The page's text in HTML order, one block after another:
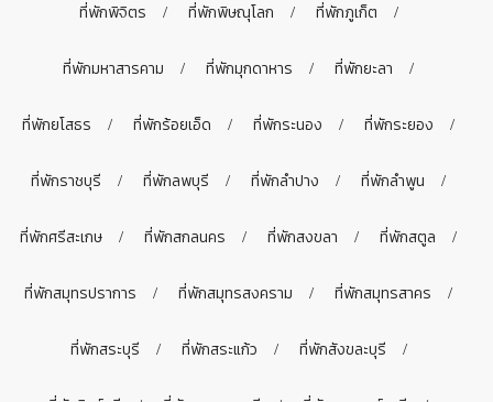
ที่พักพิจิตร ที่พักพิษณุโลก ที่พักภูเก็ต
ที่พักมหาสารคาม ที่พักมุกดาหาร ที่พักยะลา
ที่พักยโสธร ที่พักร้อยเอ็ด ที่พักระนอง ที่พักระยอง
ที่พักราชบุรี ที่พักลพบุรี ที่พักลำปาง ที่พักลำพูน
ที่พักศรีสะเกษ ที่พักสกลนคร ที่พักสงขลา ที่พักสตูล
ที่พักสมุทรปราการ ที่พักสมุทรสงคราม ที่พักสมุทรสาคร
ที่พักสระบุรี ที่พักสระแก้ว ที่พักสังขละบุรี